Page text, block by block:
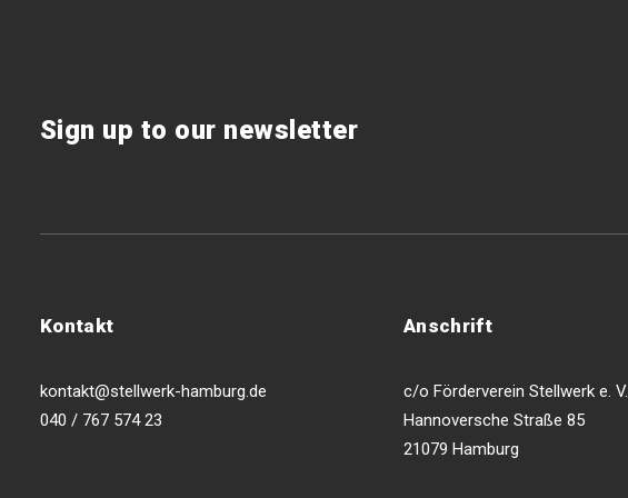
Sign up to our newsletter
Kontakt
kontakt@stellwerk-hamburg.de
040 / 767 574 23
Anschrift
c/o Förderverein Stellwerk e. V.
Hannoversche Straße 85
21079 Hamburg